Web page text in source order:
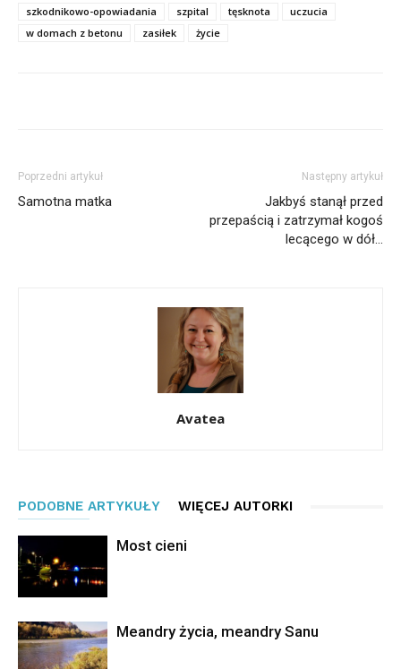
szkodnikowo-opowiadania
szpital tęsknota
uczucia
w domach z betonu
zasiłek życie
Poprzedni artykuł
Samotna matka
Następny artykuł
Jakbyś stanął przed
przepaścią i zatrzymał kogoś
lecącego w dół…
Avatea
PODOBNE ARTYKUŁY WIĘCEJ AUTORKI
Most cieni
Meandry życia, meandry Sanu